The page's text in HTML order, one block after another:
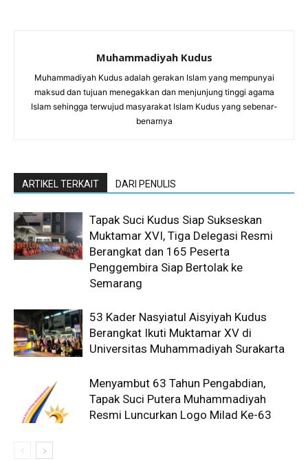
Muhammadiyah Kudus
Muhammadiyah Kudus adalah gerakan Islam yang mempunyai
maksud dan tujuan menegakkan dan menjunjung tinggi agama
Islam sehingga terwujud masyarakat Islam Kudus yang sebenar-
benarnya
ARTIKEL TERKAIT DARI PENULIS
Tapak Suci Kudus Siap Sukseskan
Muktamar XVI, Tiga Delegasi Resmi
Berangkat dan 165 Peserta
Penggembira Siap Bertolak ke
Semarang
53 Kader Nasyiatul Aisyiyah Kudus
Berangkat Ikuti Muktamar XV di
Universitas Muhammadiyah Surakarta
Menyambut 63 Tahun Pengabdian,
Tapak Suci Putera Muhammadiyah
Resmi Luncurkan Logo Milad Ke-63